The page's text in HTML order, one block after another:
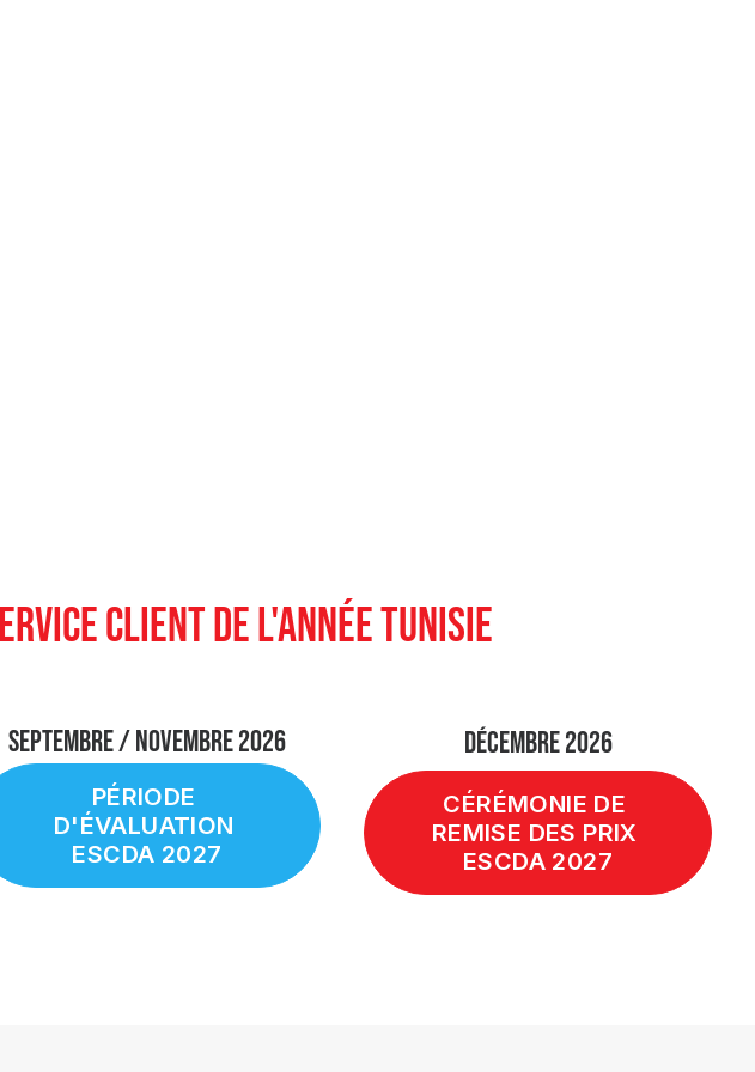
CLIENT DE L'ANNÉE TUNISIE
SEPTEMBRE / NOVEMBRE 2026
PÉRIODE
D'ÉVALUATION
ESCDA 2027
DÉCEMBRE 2026
CÉRÉMONIE DE
REMISE DES PRIX
ESCDA 2027